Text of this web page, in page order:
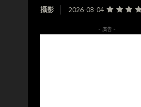
攝影 2026-08-04
- 廣告 -